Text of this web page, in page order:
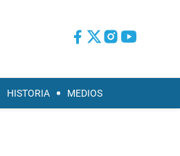
HISTORIA MEDIOS